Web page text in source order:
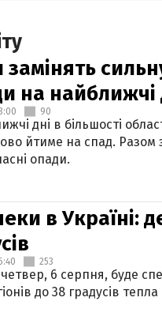
замінять
на найближчі
90
дні в більшості
йтиме на спад. Разом
опади.
в Україні:
253
четвер, 6 серпня, буде
до 38 градусів